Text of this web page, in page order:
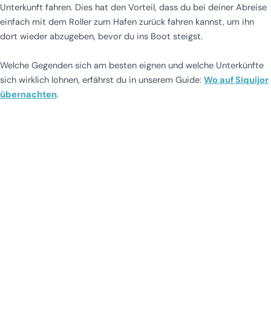
Unterkunft fahren. Dies hat den Vorteil, dass du bei deiner Abreise
einfach mit dem Roller zum Hafen zurück fahren kannst, um ihn
dort wieder abzugeben, bevor du ins Boot steigst.
Welche Gegenden sich am besten eignen und welche Unterkünfte
sich wirklich lohnen, erfährst du in unserem Guide: Wo auf Siquijor
übernachten.